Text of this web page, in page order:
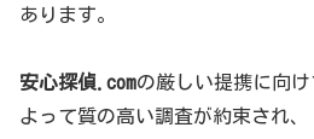
あります。
安心探偵.comの厳しい提携に向
よって質の高い調査が約束され、